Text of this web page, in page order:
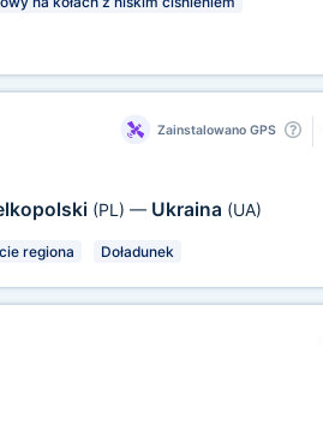
Zainstalowano GPS
(PL) — Ukraina (UA)
regiona Doładunek